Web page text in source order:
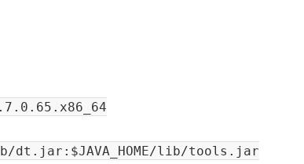
lib/dt.jar:$JAVA_HOME/lib/tools.jar